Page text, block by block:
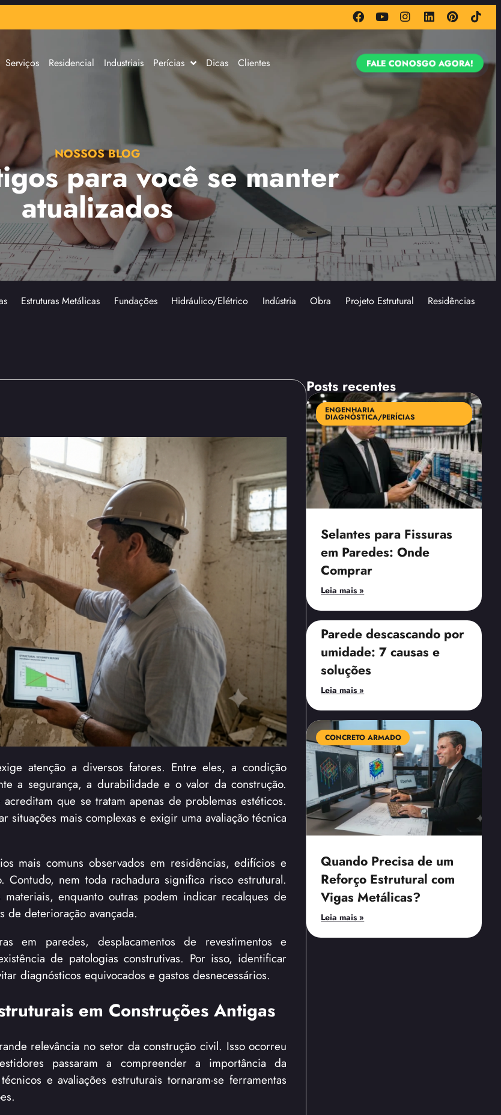
Serviços Residencial Industriais Perícias Dicas Clientes FALE CONOSGO AGORA!
NOSSOS BLOG
para você se manter
atualizados
Estruturas Metálicas Fundações Hidráulico/Elétrico Indústria Obra Projeto Estrutural Residências
atenção a diversos fatores. Entre eles, a condição
a segurança, a durabilidade e o valor da construção.
que se tratam apenas de problemas estéticos.
situações mais complexas e exigir uma avaliação técnica
mais comuns observados em residências, edifícios e
Contudo, nem toda rachadura significa risco estrutural.
enquanto outras podem indicar recalques de
de deterioração avançada.
em paredes, desplacamentos de revestimentos e
de patologias construtivas. Por isso, identificar
diagnósticos equivocados e gastos desnecessários.
em Construções Antigas
relevância no setor da construção civil. Isso ocorreu
passaram a compreender a importância da
e avaliações estruturais tornaram-se ferramentas
Posts recentes
ENGENHARIA
DIAGNÓSTICA/PERÍCIAS
Selantes para Fissuras
em Paredes: Onde
Comprar
Leia mais »
Parede descascando por
umidade: 7 causas e
soluções
Leia mais »
CONCRETO ARMADO
Quando Precisa de um
Reforço Estrutural com
Vigas Metálicas?
Leia mais »